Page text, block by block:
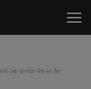
per evitar-les en fer